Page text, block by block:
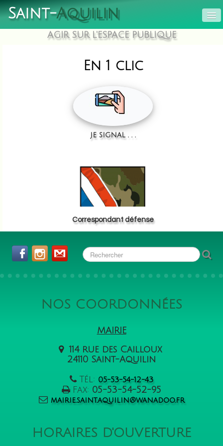
Saint-Aquilin
LES ASSOCIATIONS
QUE FAIRE À ST AQUILIN?
AGIR SUR L'ESPACE PUBLIQUE
En 1 clic
je signal . . .
Correspondant défense
NOS COORDONNÉES
MAIRIE
114 rue des Cailloux
24110 Saint-Aquilin
Tél: 05-53-54-12-43
Fax: 05-53-54-52-95
mairie.saint.aquilin@wanadoo.fr
HORAIRES D'OUVERTURE